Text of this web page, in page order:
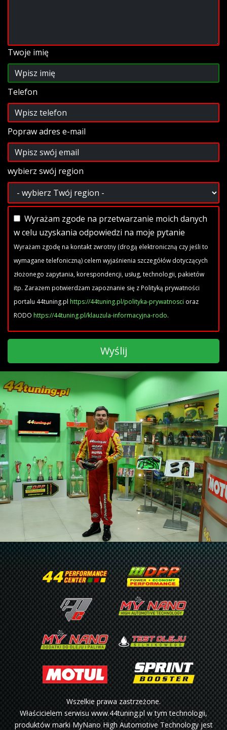
Twoje imię
Telefon
Popraw adres e-mail
wybierz swój region
Wyrażam zgode na przetwarzanie moich danych
w celu uzyskania odpowiedzi na moje pytanie
Wyrażam zgodę na kontakt zwrotny (drogą elektroniczną czy jeśli to
wymagane telefoniczną) celem wyjaśnienia szczegółów dotyczących
złożonego zapytania, korespondencji, usług, technologii, pakietów
itp. Zarazem potwierdzam zapoznanie się z Polityką prywatności
portalu 44tuning.pl https://44tuning.pl/polityka-prywatnosci oraz
RODO https://44tuning.pl/klauzula-informacyjna-rodo.
Wyślij
Wszelkie prawa zastrzeżone.
Właścicielem serwisu www.44tuning.pl w tym technologii,
produktów marki MyNano High Automotive Technology jest